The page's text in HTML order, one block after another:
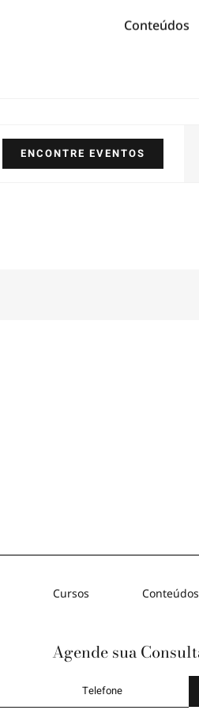
Conteúdos
ENCONTRE EVENTOS
Cursos Conteúdos
Agende sua